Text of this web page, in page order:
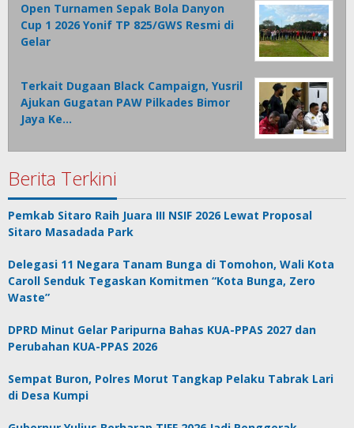
Open Turnamen Sepak Bola Danyon
Cup 1 2026 Yonif TP 825/GWS Resmi di
Gelar
Terkait Dugaan Black Campaign, Yusril
Ajukan Gugatan PAW Pilkades Bimor
Jaya Ke…
Berita Terkini
Pemkab Sitaro Raih Juara III NSIF 2026 Lewat Proposal
Sitaro Masadada Park
Delegasi 11 Negara Tanam Bunga di Tomohon, Wali Kota
Caroll Senduk Tegaskan Komitmen “Kota Bunga, Zero
Waste”
DPRD Minut Gelar Paripurna Bahas KUA-PPAS 2027 dan
Perubahan KUA-PPAS 2026
Sempat Buron, Polres Morut Tangkap Pelaku Tabrak Lari
di Desa Kumpi